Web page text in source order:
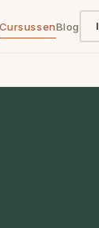
CursussenBlog